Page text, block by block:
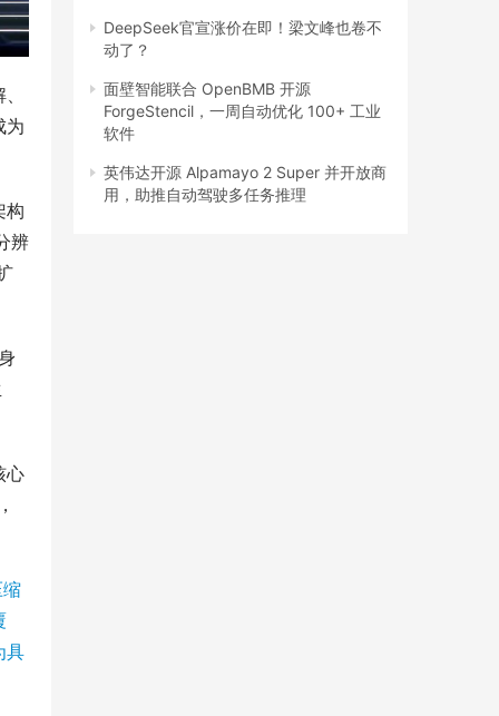
为
构
辨
心
具
DeepSeek官宣涨价在即！梁文峰也卷不
动了？
面壁智能联合 OpenBMB 开源
ForgeStencil，一周自动优化 100+ 工业
软件
英伟达开源 Alpamayo 2 Super 并开放商
用，助推自动驾驶多任务推理